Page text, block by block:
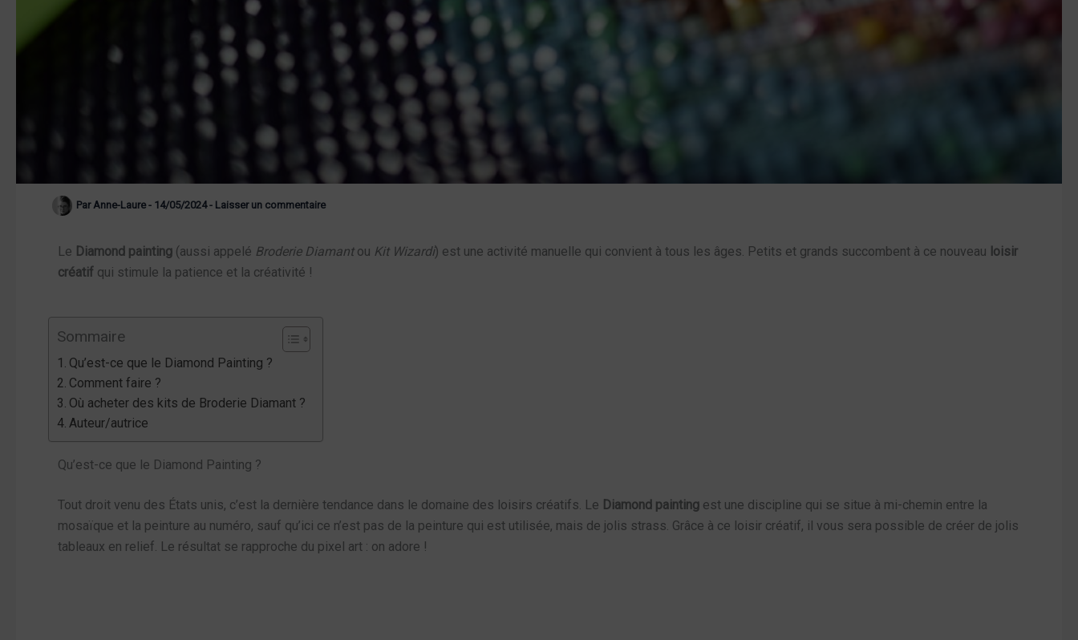
ParAnne-Laure- 14/05/2024- Laisser un commentaire
Le Diamond painting (aussi appelé Broderie Diamantou Kit Wizardi) est une activité manuelle qui convient à tous les âges. Petits et grands succombent à ce nouveau loisir
créatif qui stimule la patience et la créativité !
Sommaire
Qu’est-ce que le Diamond Painting ?
Comment faire ?
Où acheter des kits de Broderie Diamant ?
Auteur/autrice
Qu’est-ce que le Diamond Painting ?
Tout droit venu des États unis, c’est la dernière tendance dans le domaine des loisirs créatifs. Le Diamond painting est une discipline qui se situe à mi-chemin entre la
mosaïque et la peinture au numéro, sauf qu’ici ce n’est pas de la peinture qui est utilisée, mais de jolis strass. Grâce à ce loisir créatif, il vous sera possible de créer de jolis
tableaux en relief. Le résultat se rapproche du pixel art : on adore !